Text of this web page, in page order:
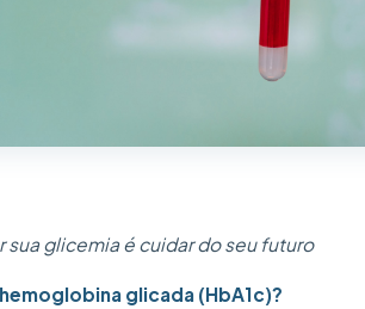
sua glicemia é cuidar do seu futuro
glicada (HbA1c)?